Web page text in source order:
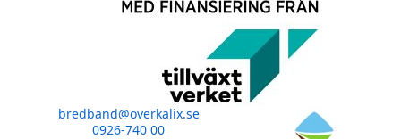
bredband@overkalix.se
0926-740 00